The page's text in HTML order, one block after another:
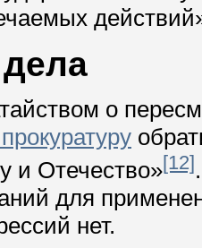
о
и Отечество»[12]
для
нет.